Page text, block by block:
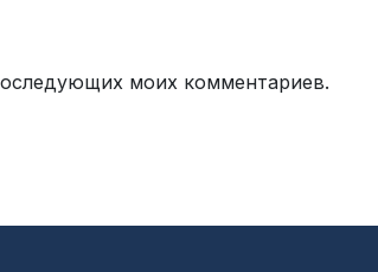
моих комментариев.